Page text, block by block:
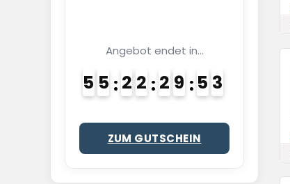
Angebot endet in...
5 5 2 2 2 9 5 2
ZUM GUTSCHEIN